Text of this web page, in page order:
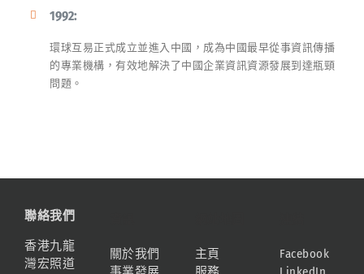
1992:
環球互易正式成立並進入中國，成為中國最早從事資訊傳播
的專業機構，有效地解決了中國企業資訊資源發展到達瓶頸
問題。
聯絡我們
香港九龍
灣宏照道
關於我們
主頁
Facebook